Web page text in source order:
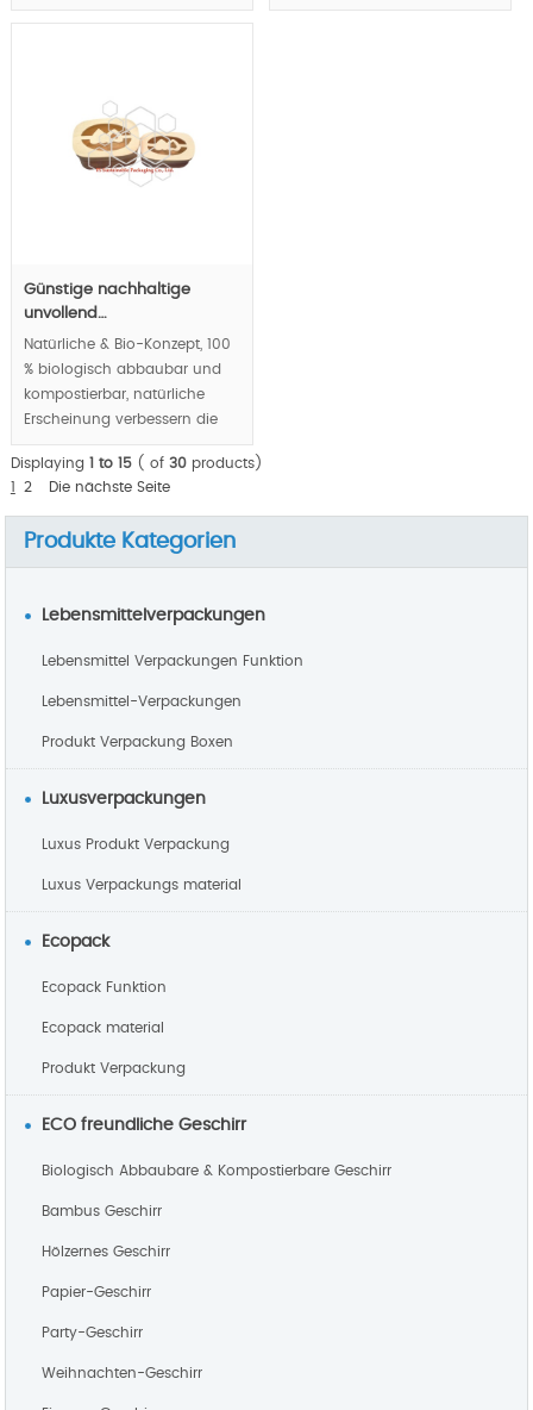
das natürliche & Bio-Konzept der
starre kosmetische Boxen,
Günstige nachhaltige
unvollend…
Natürliche & Bio-Konzept, 100
% biologisch abbaubar und
kompostierbar, natürliche
Erscheinung verbessern die
natürliche, Gesundheit,
Lebensmittel sicher Wert Ihre
Gourmet/Marke/Enterprise,
Herzform ausgehöhlt, auf dem
Deckel erstellen Sie die
romantische Atmosphäre für
Displaying 1 to 15( of 30products)
2 Die nächste Seite
Produkte Kategorien
Lebensmittelverpackungen
Lebensmittel Verpackungen Funktion
Lebensmittel-Verpackungen
Produkt Verpackung Boxen
Luxusverpackungen
Luxus Produkt Verpackung
Luxus Verpackungs material
Ecopack
Ecopack Funktion
Ecopack material
Produkt Verpackung
ECO freundliche Geschirr
Biologisch Abbaubare & Kompostierbare Geschirr
Bambus Geschirr
Hölzernes Geschirr
Papier-Geschirr
Party-Geschirr
Weihnachten-Geschirr